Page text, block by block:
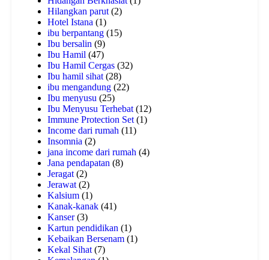
Hilangkan parut (2)
Hotel Istana (1)
ibu berpantang (15)
Ibu bersalin (9)
Ibu Hamil (47)
Ibu Hamil Cergas (32)
Ibu hamil sihat (28)
ibu mengandung (22)
Ibu menyusu (25)
Ibu Menyusu Terhebat (12)
Immune Protection Set (1)
Income dari rumah (11)
Insomnia (2)
jana income dari rumah (4)
Jana pendapatan (8)
Jeragat (2)
Jerawat (2)
Kalsium (1)
Kanak-kanak (41)
Kanser(3)
Kartun pendidikan (1)
Kebaikan Bersenam (1)
Kekal Sihat (7)